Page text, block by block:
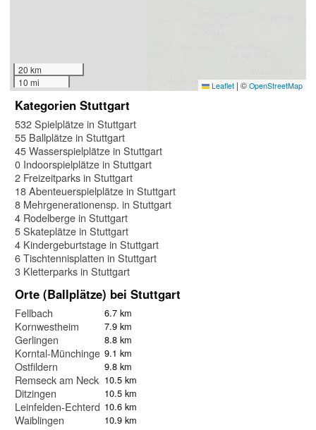
20 km
10 mi
Leaflet | © OpenStreetMap
Kategorien Stuttgart
532 Spielplätze in Stuttgart
55 Ballplätze in Stuttgart
45 Wasserspielplätze in Stuttgart
0 Indoorspielplätze in Stuttgart
2 Freizeitparks in Stuttgart
18 Abenteuerspielplätze in Stuttgart
8 Mehrgenerationensp. in Stuttgart
4 Rodelberge in Stuttgart
5 Skateplätze in Stuttgart
4 Kindergeburtstage in Stuttgart
6 Tischtennisplatten in Stuttgart
3 Kletterparks in Stuttgart
Orte (Ballplätze) bei Stuttgart
Fellbach 6.7 km
Kornwestheim 7.9 km
Gerlingen 8.8 km
Korntal-Münchingen9.1 km
Ostfildern 9.8 km
Remseck am Neckar10.5 km
Ditzingen 10.5 km
Leinfelden-Echterdingen10.6 km
Waiblingen 10.9 km